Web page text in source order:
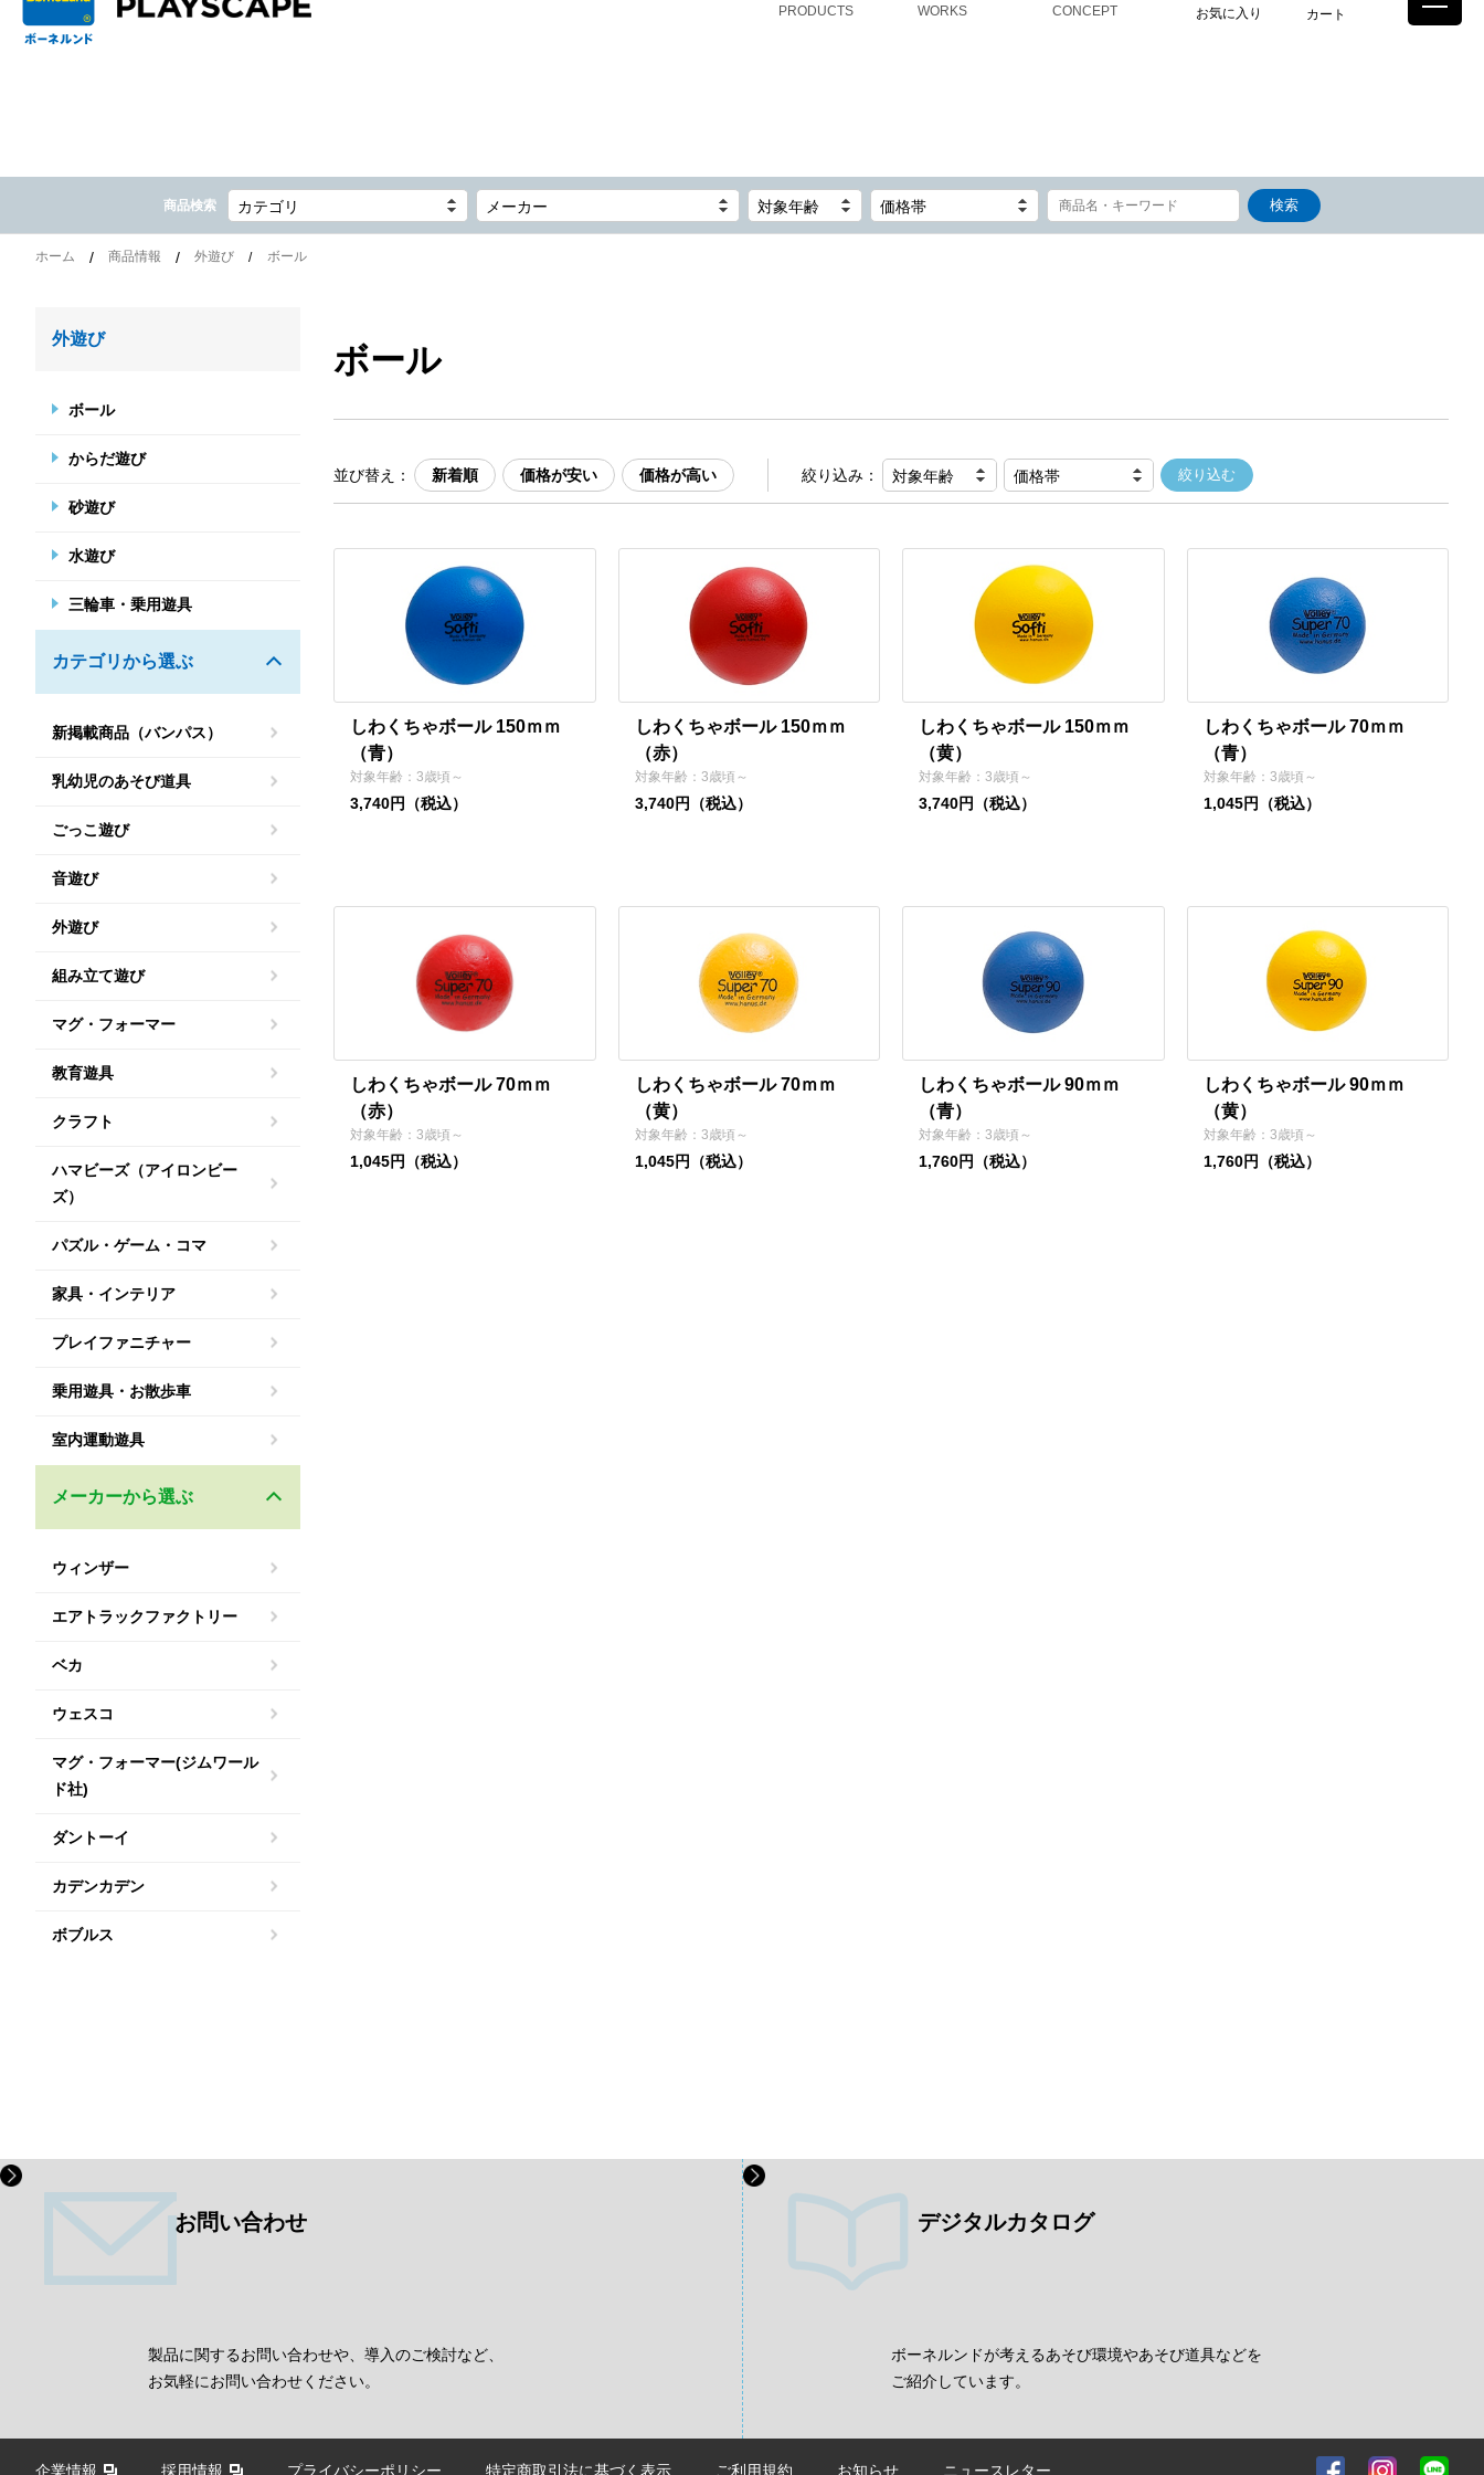
PRODUCTS WORKS CONCEPT お気に入り カート
商品検索 カテゴリ メーカー 対象年齢 価格帯
ホーム 商品情報 外遊び ボール
外遊び
ボール
からだ遊び
砂遊び
水遊び
三輪車・乗用遊具
カテゴリから選ぶ
新掲載商品（バンパス）
乳幼児のあそび道具
ごっこ遊び
音遊び
外遊び
組み立て遊び
マグ・フォーマー
教育遊具
クラフト
ハマビーズ（アイロンビー
ズ）
パズル・ゲーム・コマ
家具・インテリア
プレイファニチャー
乗用遊具・お散歩車
室内運動遊具
メーカーから選ぶ
ウィンザー
エアトラックファクトリー
ベカ
ウェスコ
マグ・フォーマー(ジムワール
ド社)
ダントーイ
カデンカデン
ボブルス
ボール
並び替え： 新着順 価格が安い 価格が高い 絞り込み： 対象年齢 価格帯
しわくちゃボール 150ｍｍ
（青）
対象年齢：3歳頃～
3,740円（税込）
しわくちゃボール 150ｍｍ
（赤）
対象年齢：3歳頃～
3,740円（税込）
しわくちゃボール 150ｍｍ
（黄）
対象年齢：3歳頃～
3,740円（税込）
しわくちゃボール 70ｍｍ
（青）
対象年齢：3歳頃～
1,045円（税込）
しわくちゃボール 70ｍｍ
（赤）
対象年齢：3歳頃～
1,045円（税込）
しわくちゃボール 70ｍｍ
（黄）
対象年齢：3歳頃～
1,045円（税込）
しわくちゃボール 90ｍｍ
（青）
対象年齢：3歳頃～
1,760円（税込）
しわくちゃボール 90ｍｍ
（黄）
対象年齢：3歳頃～
1,760円（税込）
お問い合わせ
製品に関するお問い合わせや、導入のご検討など、
お気軽にお問い合わせください。
デジタルカタログ
ボーネルンドが考えるあそび環境やあそび道具などを
ご紹介しています。
企業情報 採用情報 プライバシーポリシー 特定商取引法に基づく表示 ご利用規約 お知らせ ニュースレター